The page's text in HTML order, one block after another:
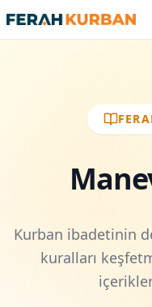
Sık Sorulan
Hakkımızda
Kurban ibadetinin
kuralları